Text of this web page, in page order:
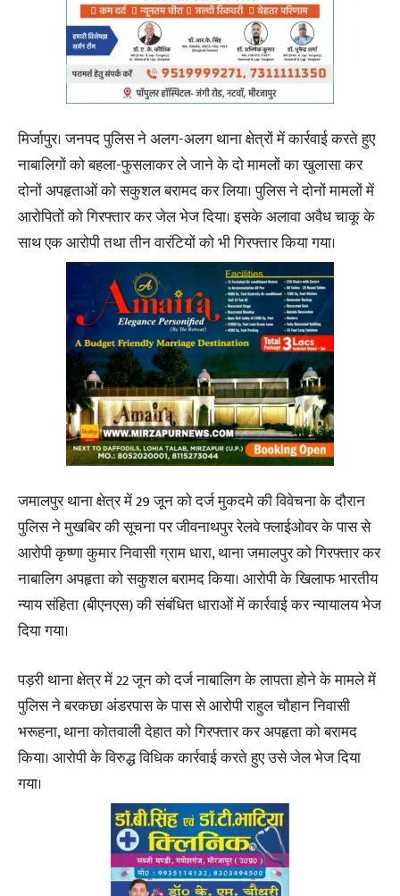
मिर्जापुर। जनपद पुलिस ने अलग-अलग थाना क्षेत्रों में कार्रवाई करते हुए
नाबालिगों को बहला-फुसलाकर ले जाने के दो मामलों का खुलासा कर
दोनों अपहृताओं को सकुशल बरामद कर लिया। पुलिस ने दोनों मामलों में
आरोपितों को गिरफ्तार कर जेल भेज दिया। इसके अलावा अवैध चाकू के
साथ एक आरोपी तथा तीन वारंटियों को भी गिरफ्तार किया गया।
जमालपुर थाना क्षेत्र में 29 जून को दर्ज मुकदमे की विवेचना के दौरान
पुलिस ने मुखबिर की सूचना पर जीवनाथपुर रेलवे फ्लाईओवर के पास से
आरोपी कृष्णा कुमार निवासी ग्राम धारा, थाना जमालपुर को गिरफ्तार कर
नाबालिग अपहृता को सकुशल बरामद किया। आरोपी के खिलाफ भारतीय
न्याय संहिता (बीएनएस) की संबंधित धाराओं में कार्रवाई कर न्यायालय भेज
दिया गया।
पड़री थाना क्षेत्र में 22 जून को दर्ज नाबालिग के लापता होने के मामले में
पुलिस ने बरकछा अंडरपास के पास से आरोपी राहुल चौहान निवासी
भरूहना, थाना कोतवाली देहात को गिरफ्तार कर अपहृता को बरामद
किया। आरोपी के विरुद्ध विधिक कार्रवाई करते हुए उसे जेल भेज दिया
गया।